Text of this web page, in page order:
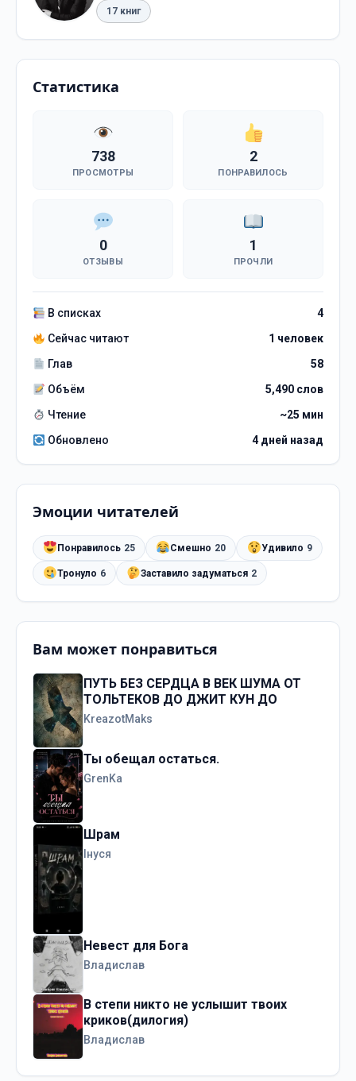
17 книг
Статистика
738
ПРОСМОТРЫ
2
ПОНРАВИЛОСЬ
0
ОТЗЫВЫ
1
ПРОЧЛИ
В списках
4
Сейчас читают
1 человек
Глав
58
Объём
5,490 слов
Чтение
~25 мин
Обновлено
4 дней назад
Эмоции читателей
Понравилось 25 Смешно 20 Удивило 9
Тронуло 6 Заставило задуматься 2
Вам может понравиться
ПУТЬ БЕЗ СЕРДЦА В ВЕК ШУМА ОТ
ТОЛЬТЕКОВ ДО ДЖИТ КУН ДО
KreazotMaks
Ты обещал остаться.
GrenKa
Шрам
Інуся
Невест для Бога
Владислав
В степи никто не услышит твоих
криков(дилогия)
Владислав